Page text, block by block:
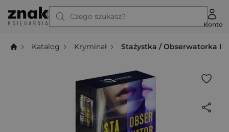
Czego szukasz?
Konto
Katalog Kryminał Stażystka / Obserwatorka